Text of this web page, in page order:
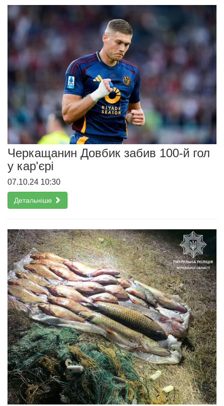
Черкащанин Довбик забив 100-й гол
у кар'єрі
07.10.24 10:30
Детальніше